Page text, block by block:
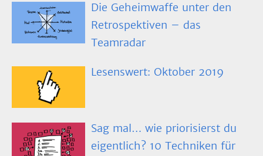
Die Geheimwaffe unter den
Retrospektiven – das
Teamradar
Lesenswert: Oktober 2019
Sag mal… wie priorisierst du
eigentlich? 10 Techniken für